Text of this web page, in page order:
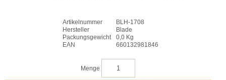
Artikelnummer
BLH-1708
Hersteller
Blade
Packungsgewicht
0,0 Kg
EAN
660132981846
Menge